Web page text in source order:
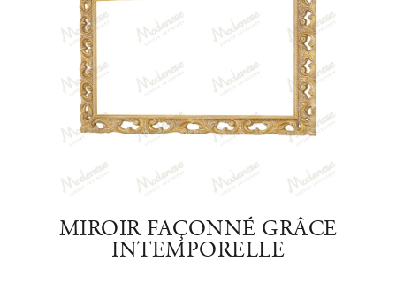
MIROIR FAÇONNÉ GRÂCE
INTEMPORELLE